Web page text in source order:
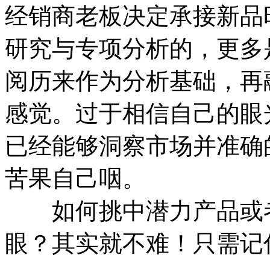
经销商老板决定承接新
研究与专项分析的，更
阅历来作为分析基础，
感觉。过于相信自己的
已经能够洞察市场并准
苦果自己咽。
如何挑中潜力产品或
眼？其实就不难！只需